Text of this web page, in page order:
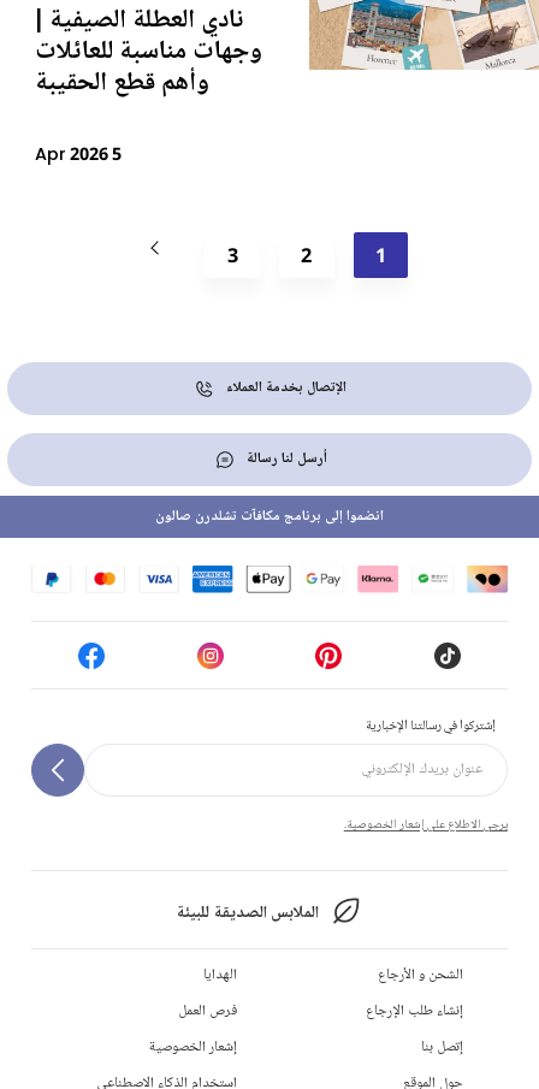
نادي العطلة الصيفية |
وجهات مناسبة للعائلات
وأهم قطع الحقيبة
5 Apr 2026
1
2
3
الإتصال بخدمة العملاء
أرسل لنا رسالة
إشتركوا في رسالتنا الإخبارية
يرجى الاطلاع على إشعار الخصوصية.
الملابس الصديقة للبيئة
انضموا إلى برنامج مكافآت تشلدرن صالون
الشحن و الأرجاع
إنشاء طلب الإرجاع
إتصل بنا
حول الموقع
الهدايا
فرص العمل
إشعار الخصوصية
استخدام الذكاء الاصطناعي